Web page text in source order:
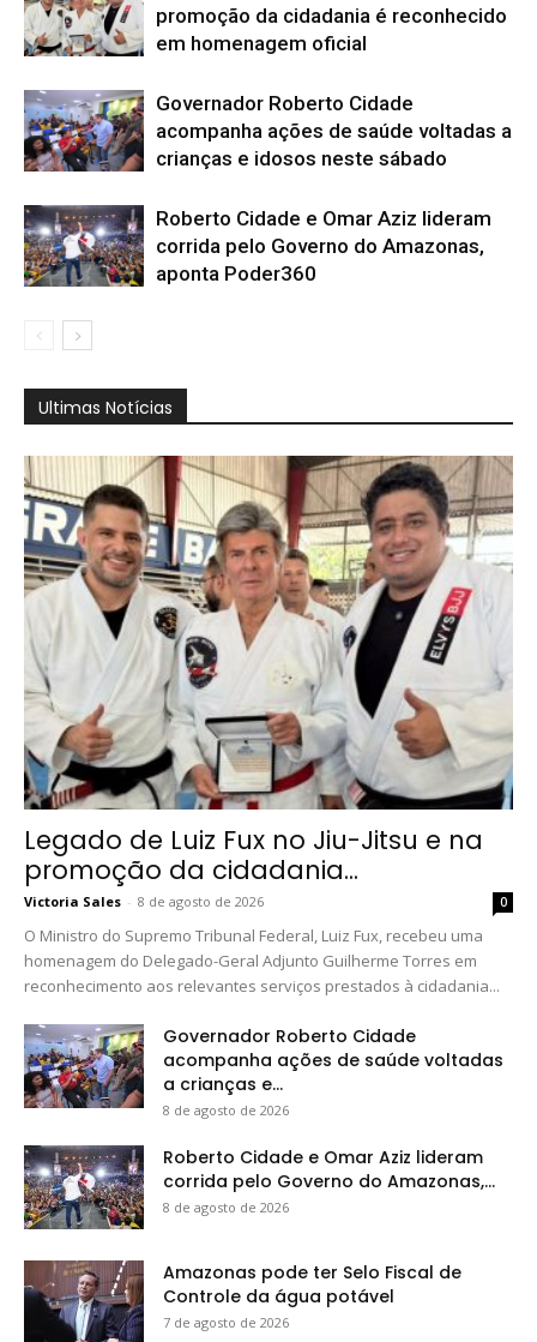
promoção da cidadania é reconhecido
em homenagem oficial
Governador Roberto Cidade
acompanha ações de saúde voltadas a
crianças e idosos neste sábado
Roberto Cidade e Omar Aziz lideram
corrida pelo Governo do Amazonas,
aponta Poder360
Ultimas Notícias
Legado de Luiz Fux no Jiu-Jitsu e na
promoção da cidadania...
Victoria Sales - 8 de agosto de 2026 0
O Ministro do Supremo Tribunal Federal, Luiz Fux, recebeu uma
homenagem do Delegado-Geral Adjunto Guilherme Torres em
reconhecimento aos relevantes serviços prestados à cidadania...
Governador Roberto Cidade
acompanha ações de saúde voltadas
a crianças e...
8 de agosto de 2026
Roberto Cidade e Omar Aziz lideram
corrida pelo Governo do Amazonas,...
8 de agosto de 2026
Amazonas pode ter Selo Fiscal de
Controle da água potável
7 de agosto de 2026